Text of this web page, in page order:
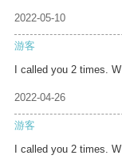
2022-05-10
游客
I called you 2 times. W
2022-04-26
游客
I called you 2 times. W